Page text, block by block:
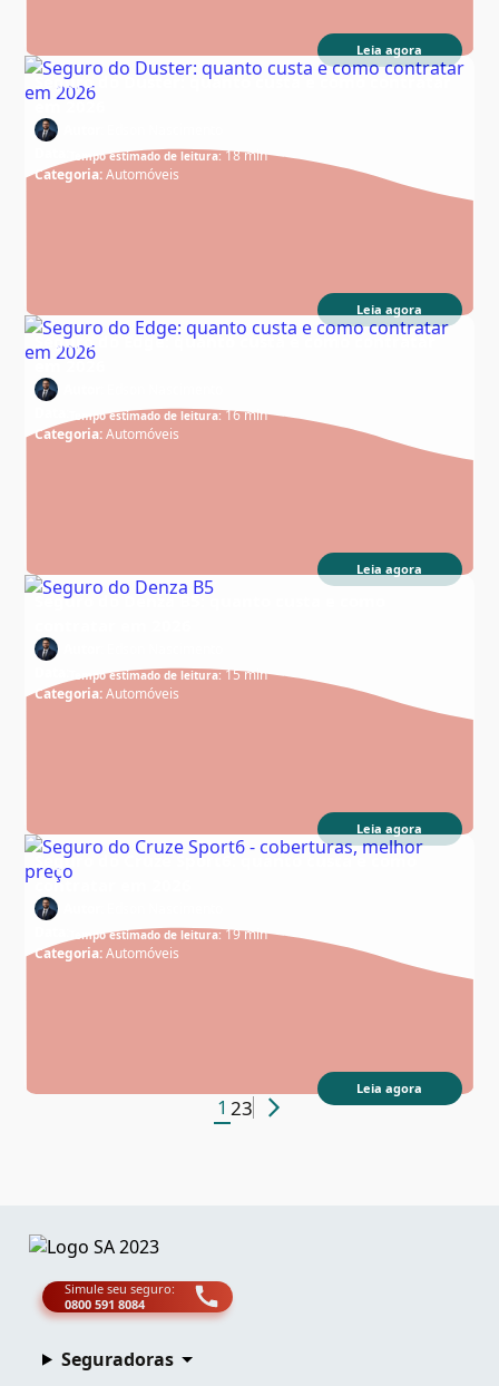
Leia agora
Seguro do Duster: quanto custa e como contratar
em 2026
Tempo estimado de leitura: 18 min
Categoria:Automóveis
Leia agora
Seguro do Edge: quanto custa e como contratar
em 2026
Tempo estimado de leitura: 16 min
Categoria:Automóveis
Leia agora
Seguro do Denza B5: quanto custa e como
Tempo estimado de leitura: 15 min
Categoria:Automóveis
Leia agora
Seguro do Cruze Sport6: quanto custa e como
contratar em 2026
Tempo estimado de leitura: 19 min
Categoria:Automóveis
Leia agora
1 23
Seguradoras
Simule seu seguro:
0800 591 8084